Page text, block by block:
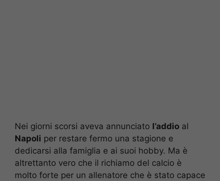
Nei giorni scorsi aveva annunciato l’addio al
Napoli per restare fermo una stagione e
dedicarsi alla famiglia e ai suoi hobby. Ma è
altrettanto vero che il richiamo del calcio è
molto forte per un allenatore che è stato capace